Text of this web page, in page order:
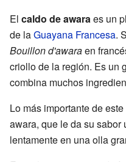
El caldo de awaraes un
de laGuayana Francesa.
Bouillon d'awaraen
criollo de la región. Es un
combina muchos
Lo más importante de
awara, que le da su
lentamente en una olla